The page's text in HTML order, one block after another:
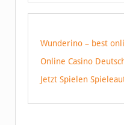
Wunderino – best
Online Casino
Jetzt Spielen